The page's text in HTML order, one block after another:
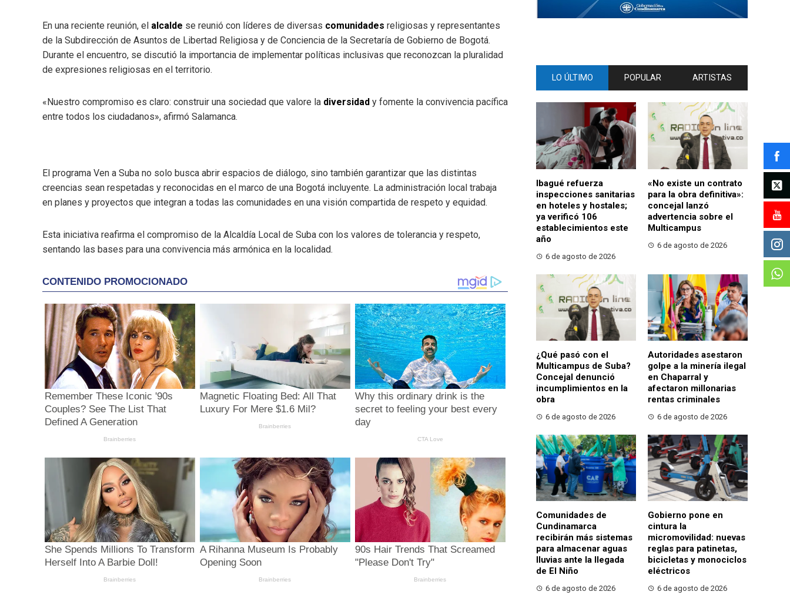
En una reciente reunión, el alcalde se reunió con líderes de diversas comunidades religiosas y representantes
de la Subdirección de Asuntos de Libertad Religiosa y de Conciencia de la Secretaría de Gobierno de Bogotá.
Durante el encuentro, se discutió la importancia de implementar políticas inclusivas que reconozcan la pluralidad
de expresiones religiosas en el territorio.
«Nuestro compromiso es claro: construir una sociedad que valore la diversidad y fomente la convivencia pacífica
entre todos los ciudadanos», afirmó Salamanca.
El programa Ven a Suba no solo busca abrir espacios de diálogo, sino también garantizar que las distintas
creencias sean respetadas y reconocidas en el marco de una Bogotá incluyente. La administración local trabaja
en planes y proyectos que integran a todas las comunidades en una visión compartida de respeto y equidad.
Esta iniciativa reafirma el compromiso de la Alcaldía Local de Suba con los valores de tolerancia y respeto,
sentando las bases para una convivencia más armónica en la localidad.
LO ÚLTIMO POPULAR ARTISTAS
Ibagué refuerza
inspecciones sanitarias
en hoteles y hostales;
ya verificó 106
establecimientos este
año
6 de agosto de 2026
«No existe un contrato
para la obra definitiva»:
concejal lanzó
advertencia sobre el
Multicampus
6 de agosto de 2026
¿Qué pasó con el
Multicampus de Suba?
Concejal denunció
incumplimientos en la
obra
6 de agosto de 2026
Autoridades asestaron
golpe a la minería ilegal
en Chaparral y
afectaron millonarias
rentas criminales
6 de agosto de 2026
Comunidades de
Cundinamarca
recibirán más sistemas
para almacenar aguas
lluvias ante la llegada
de El Niño
6 de agosto de 2026
Gobierno pone en
cintura la
micromovilidad: nuevas
reglas para patinetas,
bicicletas y monociclos
eléctricos
6 de agosto de 2026